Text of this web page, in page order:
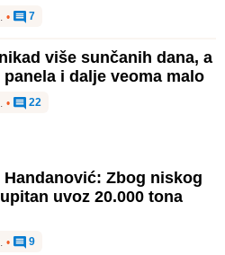
• 7
više sunčanih dana, a
i dalje veoma malo
• 22
Zbog niskog
uvoz 20.000 tona
• 9